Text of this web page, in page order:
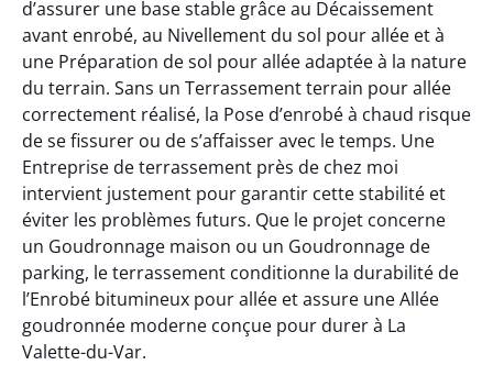
d’assurer une base stable grâce au Décaissement
avant enrobé, au Nivellement du sol pour allée et à
une Préparation de sol pour allée adaptée à la nature
du terrain. Sans un Terrassement terrain pour allée
correctement réalisé, la Pose d’enrobé à chaud risque
de se fissurer ou de s’affaisser avec le temps. Une
Entreprise de terrassement près de chez moi
intervient justement pour garantir cette stabilité et
éviter les problèmes futurs. Que le projet concerne
un Goudronnage maison ou un Goudronnage de
parking, le terrassement conditionne la durabilité de
l’Enrobé bitumineux pour allée et assure une Allée
goudronnée moderne conçue pour durer à La
Valette-du-Var.